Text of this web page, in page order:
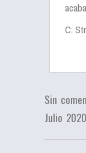
C:
Sin
Julio